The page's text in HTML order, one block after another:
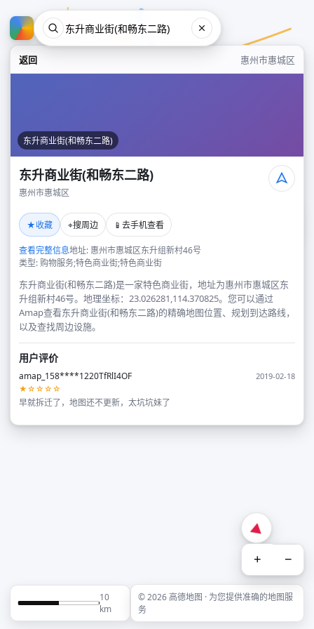
返回 惠州市惠城区
东升商业街(和畅东二路)
东升商业街(和畅东二路)
惠州市惠城区
★收藏 ⌖搜周边 📱 去手机查看
查看完整信息地址: 惠州市惠城区东升组新村46号
类型: 购物服务;特色商业街;特色商业街
东升商业街(和畅东二路)是一家特色商业街，地址为惠州市惠城区东
升组新村46号。地理坐标：23.026281,114.370825。您可以通过
Amap查看东升商业街(和畅东二路)的精确地图位置、规划到达路线，
以及查找周边设施。
用户评价
amap_158****1220TfRlI4OF
2019-02-18
★☆☆☆☆
早就拆迁了，地图还不更新，太坑坑妹了
+ −
10
km
© 2026 高德地图 · 为您提供准确的地图服
务